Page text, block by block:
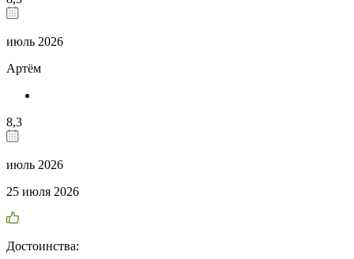
июль 2026
Артём
8,3
июль 2026
25 июля 2026
Достоинства: